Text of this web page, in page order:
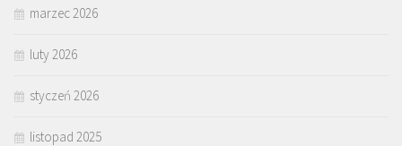
marzec 2026
luty 2026
styczeń 2026
listopad 2025